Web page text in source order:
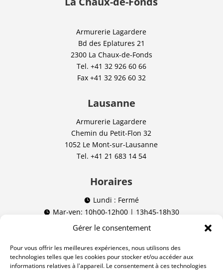
Gérer le consentement
Pour vous offrir les meilleures expériences, nous utilisons des
technologies telles que les cookies pour stocker et/ou accéder aux
informations relatives à l'appareil. Le consentement à ces technologies
Armurerie Lagardere
Bd des Eplatures 21
2300 La Chaux-de-Fonds
Tel. +41 32 926 60 66
Fax +41 32 926 60 32
Lausanne
Armurerie Lagardere
Chemin du Petit-Flon 32
1052 Le Mont-sur-Lausanne
Tel. +41 21 683 14 54
Horaires
 Lundi : Fermé
 Mar-ven: 10h00-12h00 | 13h45-18h30
Sam: 09h00-12h00 | 13h45-16h00
Nos réseaux